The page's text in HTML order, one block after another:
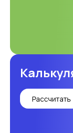
Рассчитать